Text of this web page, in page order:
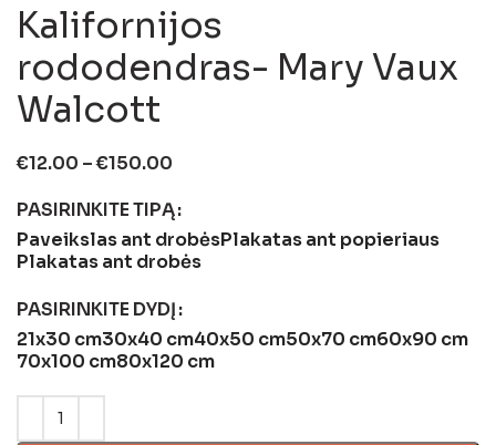
Kalifornijos
rododendras- Mary Vaux
Walcott
€12.00 –€150.00
PASIRINKITE TIPĄ
Paveikslas ant drobėsPlakatas ant popieriaus
Plakatas ant drobės
PASIRINKITE DYDĮ
21x30 cm30x40 cm40x50 cm50x70 cm60x90 cm
70x100 cm80x120 cm